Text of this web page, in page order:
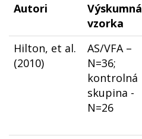
Autori
Výskumná
vzorka
Hilton, et al.
(2010)
AS/VFA –
N=36;
kontrolná
skupina -
N=26